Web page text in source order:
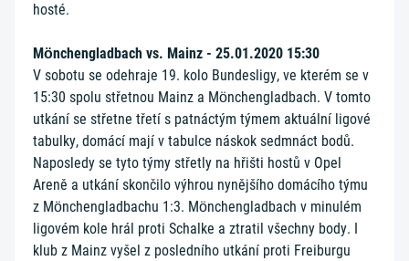
hosté.
Mönchengladbach vs. Mainz - 25.01.2020 15:30
V sobotu se odehraje 19. kolo Bundesligy, ve kterém se v
15:30 spolu střetnou Mainz a Mönchengladbach. V tomto
utkání se střetne třetí s patnáctým týmem aktuální ligové
tabulky, domácí mají v tabulce náskok sedmnáct bodů.
Naposledy se tyto týmy střetly na hřišti hostů v Opel
Areně a utkání skončilo výhrou nynějšího domácího týmu
z Mönchengladbachu 1:3. Mönchengladbach v minulém
ligovém kole hrál proti Schalke a ztratil všechny body. I
klub z Mainz vyšel z posledního utkání proti Freiburgu